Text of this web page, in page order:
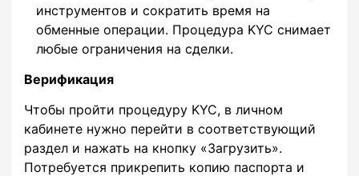
инструментов и сократить время на
обменные операции. Процедура KYC снимает
любые ограничения на сделки.
Верификация
Чтобы пройти процедуру KYC, в личном
кабинете нужно перейти в соответствующий
раздел и нажать на кнопку «Загрузить».
Потребуется прикрепить копию паспорта и